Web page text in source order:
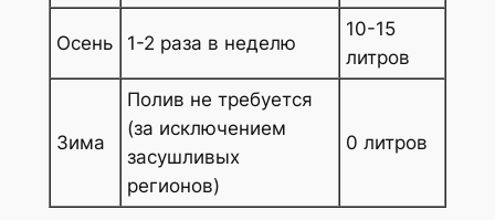
Осень 1-2 раза в неделю
10-15
литров
Зима
Полив не требуется
(за исключением
засушливых
регионов)
0 литров